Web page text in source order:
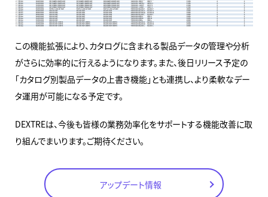
この機能拡張により、カタログに含まれる製品データの管理や分析
がさらに効率的に行えるようになります。また、後日リリース予定の
「カタログ別製品データの上書き機能」とも連携し、より柔軟なデー
タ運用が可能になる予定です。
DEXTREは、今後も皆様の業務効率化をサポートする機能改善に取
り組んでまいります。ご期待ください。
アップデート情報